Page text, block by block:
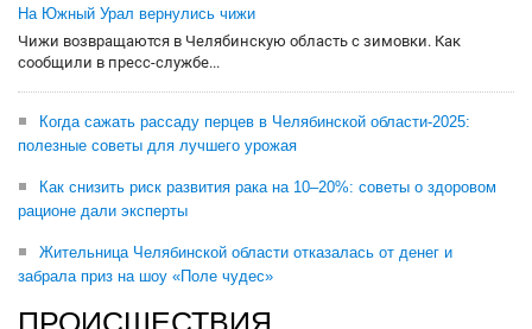
На Южный Урал вернулись чижи
Чижи возвращаются в Челябинскую область с зимовки. Как
сообщили в пресс-службе...
Когда сажать рассаду перцев в Челябинской области-2025:
полезные советы для лучшего урожая
Как снизить риск развития рака на 10–20%: советы о здоровом
рационе дали эксперты
Жительница Челябинской области отказалась от денег и
забрала приз на шоу «Поле чудес»
ПРОИСШЕСТВИЯ